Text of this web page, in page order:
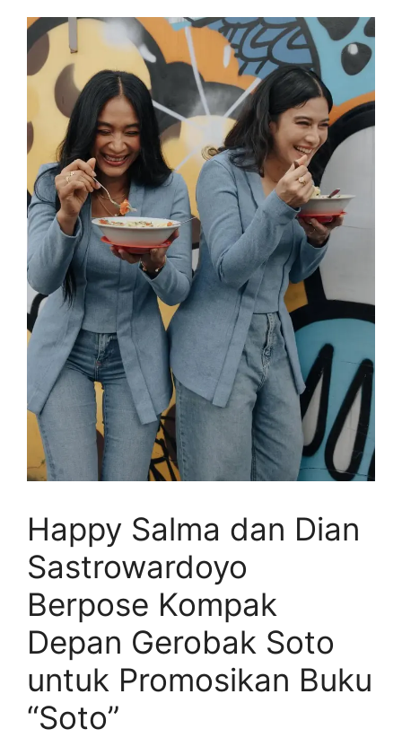
Happy Salma dan Dian
Sastrowardoyo
Berpose Kompak
Depan Gerobak Soto
untuk Promosikan Buku
“Soto”